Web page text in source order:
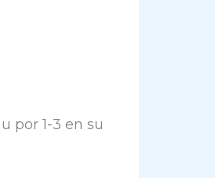
por 1-3 en su